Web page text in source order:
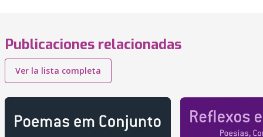
Publicaciones relacionadas
Ver la lista completa